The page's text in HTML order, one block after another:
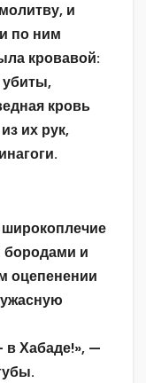
и
по ним
кровавой:
убиты,
кровь
их рук,
и
оцепенении
Хабаде!», —